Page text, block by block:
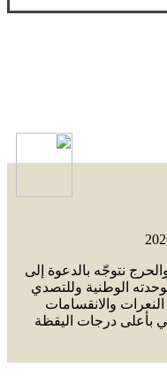
نتوجّه بالدعوة إلى
الوطنية وللتصدي
والانقسامات
بأعلى درجات اليقظة